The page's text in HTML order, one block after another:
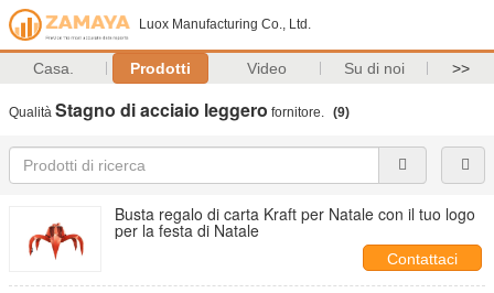
Luox Manufacturing Co., Ltd.
Casa. Prodotti Video Su di noi >>
Qualità Stagno di acciaio leggero fornitore. (9)
Busta regalo di carta Kraft per Natale con il tuo logo
per la festa di Natale
Contattaci